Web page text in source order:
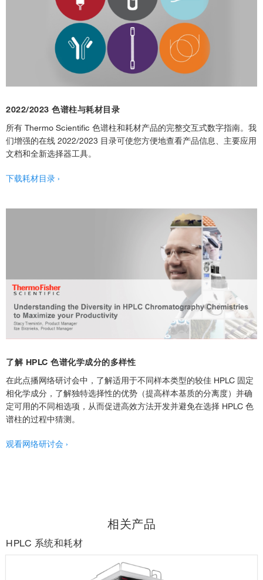
2022/2023 色谱柱与耗材目录
所有 Thermo Scientific 色谱柱和耗材产品的完整交互式数字指南。我
们增强的在线 2022/2023 目录可使您方便地查看产品信息、主要应用
文档和全新选择器工具。
下载耗材目录 ›
了解 HPLC 色谱化学成分的多样性
在此点播网络研讨会中，了解适用于不同样本类型的较佳 HPLC 固定
相化学成分，了解独特选择性的优势（提高样本基质的分离度）并确
定可用的不同相选项，从而促进高效方法开发并避免在选择 HPLC 色
谱柱的过程中猜测。
观看网络研讨会 ›
相关产品
HPLC 系统和耗材